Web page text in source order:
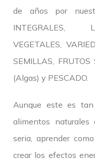
de años por
INTEGRALES,
VEGETALES,
SEMILLAS,
(Algas) y PESCADO.
Aunque este es
alimentos naturales
seria, aprender
crear los efectos